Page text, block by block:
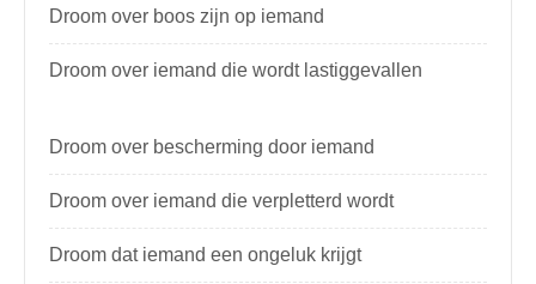
Droom over boos zijn op iemand
Droom over iemand die wordt lastiggevallen
Droom over bescherming door iemand
Droom over iemand die verpletterd wordt
Droom dat iemand een ongeluk krijgt